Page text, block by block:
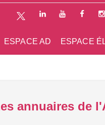
ESPACE
ESPACE AD
annuaires de